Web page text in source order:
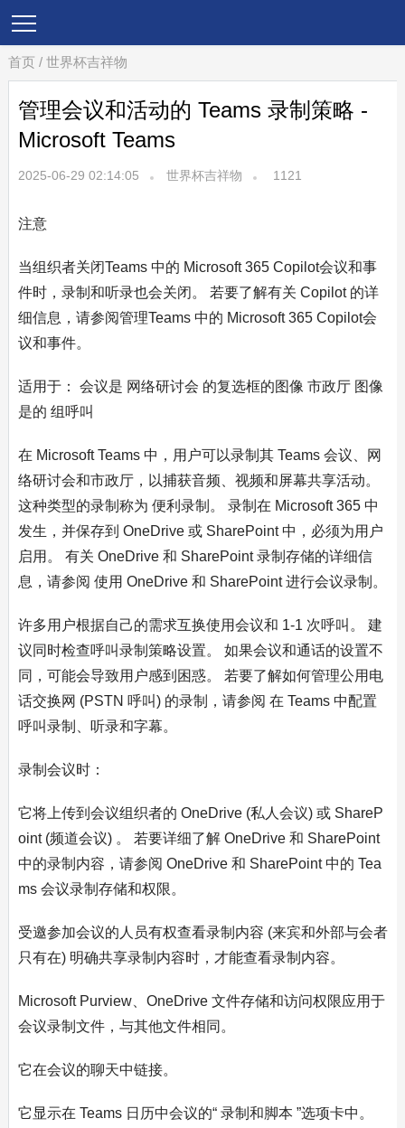
首页 / 世界杯吉祥物
管理会议和活动的 Teams 录制策略 -
Microsoft Teams
2025-06-29 02:14:05 世界杯吉祥物 1121
注意
当组织者关闭Teams 中的 Microsoft 365 Copilot会议和事
件时，录制和听录也会关闭。 若要了解有关 Copilot 的详
细信息，请参阅管理Teams 中的 Microsoft 365 Copilot会
议和事件。
适用于： 会议是 网络研讨会 的复选框的图像 市政厅 图像
是的 组呼叫
在 Microsoft Teams 中，用户可以录制其 Teams 会议、网
络研讨会和市政厅，以捕获音频、视频和屏幕共享活动。
这种类型的录制称为 便利录制。 录制在 Microsoft 365 中
发生，并保存到 OneDrive 或 SharePoint 中，必须为用户
启用。 有关 OneDrive 和 SharePoint 录制存储的详细信
息，请参阅 使用 OneDrive 和 SharePoint 进行会议录制。
许多用户根据自己的需求互换使用会议和 1-1 次呼叫。 建
议同时检查呼叫录制策略设置。 如果会议和通话的设置不
同，可能会导致用户感到困惑。 若要了解如何管理公用电
话交换网 (PSTN 呼叫) 的录制，请参阅 在 Teams 中配置
呼叫录制、听录和字幕。
录制会议时：
它将上传到会议组织者的 OneDrive (私人会议) 或 ShareP
oint (频道会议) 。 若要详细了解 OneDrive 和 SharePoint
中的录制内容，请参阅 OneDrive 和 SharePoint 中的 Tea
ms 会议录制存储和权限。
受邀参加会议的人员有权查看录制内容 (来宾和外部与会者
只有在) 明确共享录制内容时，才能查看录制内容。
Microsoft Purview、OneDrive 文件存储和访问权限应用于
会议录制文件，与其他文件相同。
它在会议的聊天中链接。
它显示在 Teams 日历中会议的“ 录制和脚本 ”选项卡中。